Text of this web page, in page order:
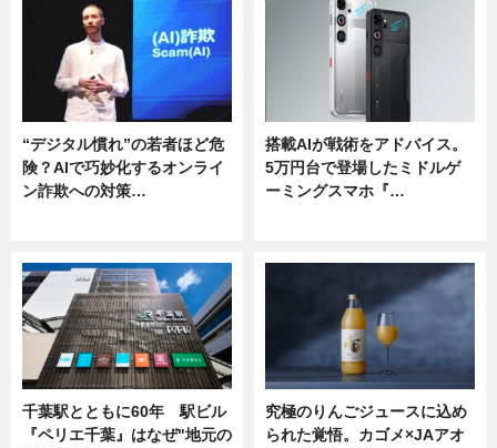
“デジタル慣れ”の若者ほど危
険？AIで巧妙化するオンライ
ン詐欺への対策…
搭載AIが戦術をアドバイス。
5万円台で登場したミドルゲ
ーミングスマホ『…
千葉駅とともに60年 駅ビル
『ペリエ千葉』はなぜ"地元の
究極のりんごジュースに込め
られた覚悟。カゴメ×JAアオ